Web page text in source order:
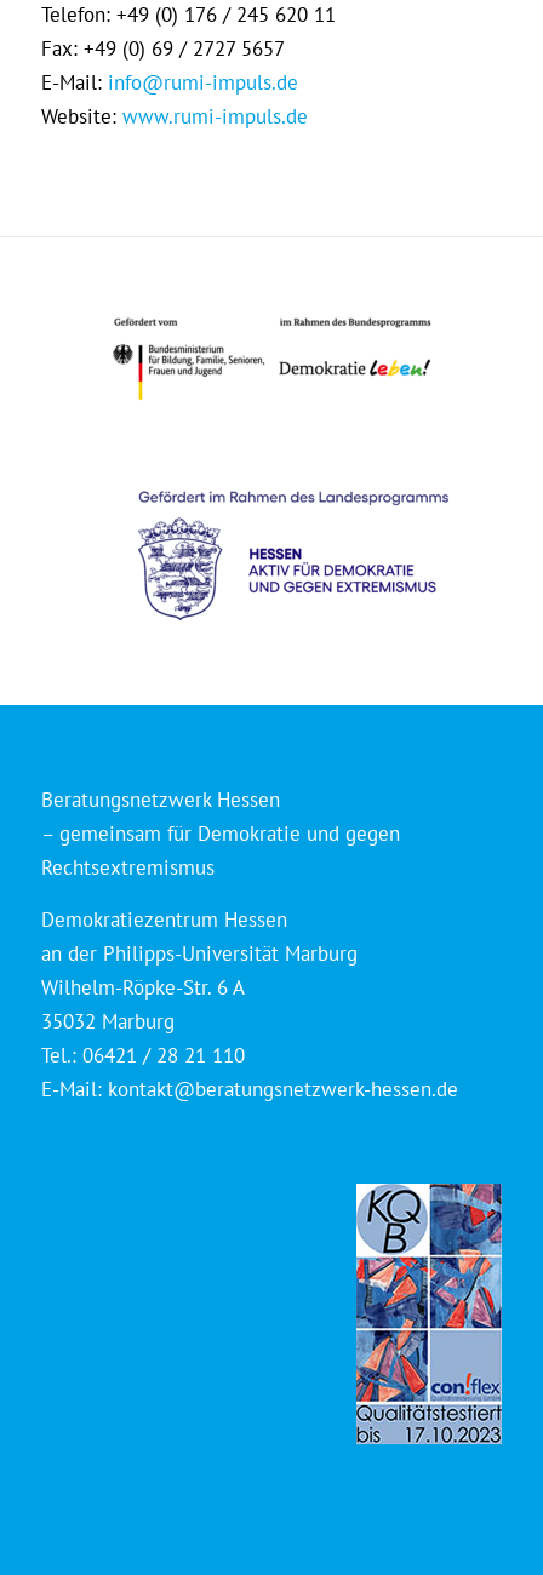
Telefon: +49 (0) 176 / 245 620 11
Fax: +49 (0) 69 / 2727 5657
E-Mail: info@rumi-impuls.de
Website: www.rumi-impuls.de
Beratungsnetzwerk Hessen
– gemeinsam für Demokratie und gegen
Rechtsextremismus
Demokratiezentrum Hessen
an der Philipps-Universität Marburg
Wilhelm-Röpke-Str. 6 A
35032 Marburg
Tel.: 06421 / 28 21 110
E-Mail: kontakt@beratungsnetzwerk-hessen.de